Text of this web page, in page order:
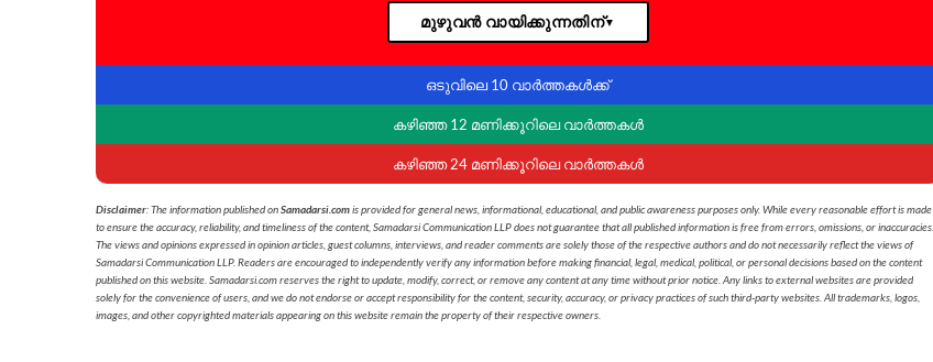
മുഴുവൻ വായിക്കുന്നതിന്▼
ഒടുവിലെ 10 വാർത്തകൾക്ക്
കഴിഞ്ഞ 12 മണിക്കൂറിലെ വാർത്തകൾ
കഴിഞ്ഞ 24 മണിക്കൂറിലെ വാർത്തകൾ
Disclaimer: The information published onSamadarsi.comis provided for general news, informational, educational, and public awareness purposes only. While every reasonable effort is made
to ensure the accuracy, reliability, and timeliness of the content, Samadarsi Communication LLP does not guarantee that all published information is free from errors, omissions, or inaccuracies.
The views and opinions expressed in opinion articles, guest columns, interviews, and reader comments are solely those of the respective authors and do not necessarily reflect the views of
Samadarsi Communication LLP. Readers are encouraged to independently verify any information before making financial, legal, medical, political, or personal decisions based on the content
published on this website. Samadarsi.com reserves the right to update, modify, correct, or remove any content at any time without prior notice. Any links to external websites are provided
solely for the convenience of users, and we do not endorse or accept responsibility for the content, security, accuracy, or privacy practices of such third-party websites. All trademarks, logos,
images, and other copyrighted materials appearing on this website remain the property of their respective owners.